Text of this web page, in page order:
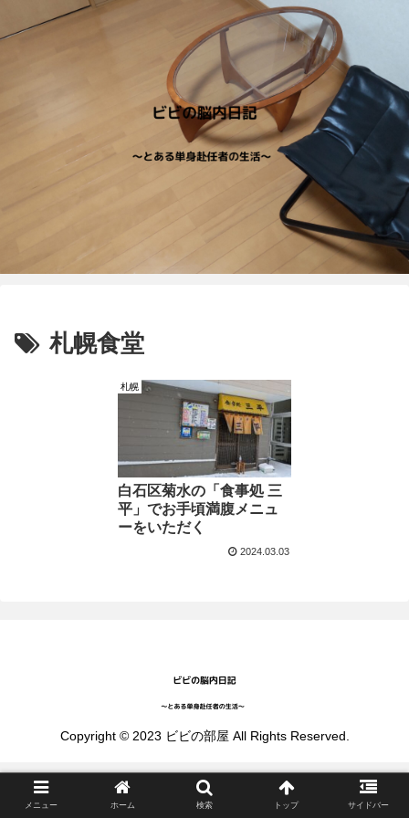
札幌食堂
札幌
白石区菊水の「食事処 三
平」でお手頃満腹メニュ
ーをいただく
2024.03.03
Copyright © 2023 ビビの部屋 All Rights Reserved.
メニュー ホーム 検索 トップ サイドバー